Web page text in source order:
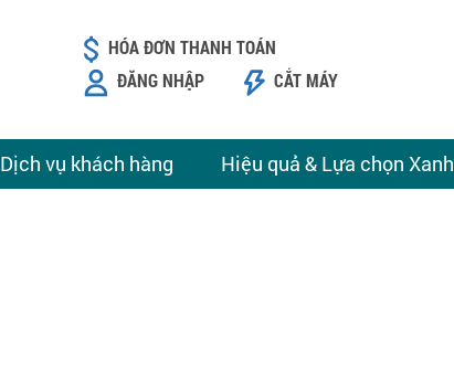
Dịch vụ khách hàng Hiệu quả & Lựa chọn Xanh
HÓA ĐƠN THANH TOÁN
ĐĂNG NHẬP
CẮT MÁY